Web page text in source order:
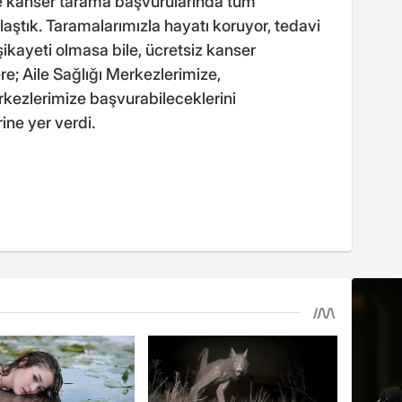
Taramalarımızla hayatı koruyor, tedavi
olmasa bile, ücretsiz kanser
Aile Sağlığı Merkezlerimize,
başvurabileceklerini
yer verdi.